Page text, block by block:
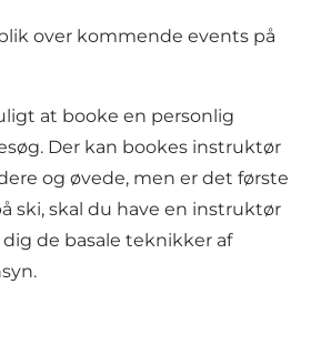
over kommende events på
at booke en personlig
Der kan bookes instruktør
og øvede, men er det første
ski, skal du have en instruktør
de basale teknikker af